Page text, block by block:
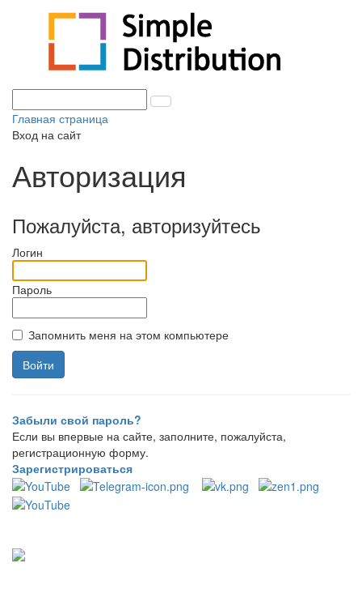
Главная страница
Вход на сайт
Авторизация
Пожалуйста, авторизуйтесь
Логин
Пароль
Запомнить меня на этом компьютере
Забыли свой пароль?
Если вы впервые на сайте, заполните, пожалуйста,
регистрационную форму.
Зарегистрироваться